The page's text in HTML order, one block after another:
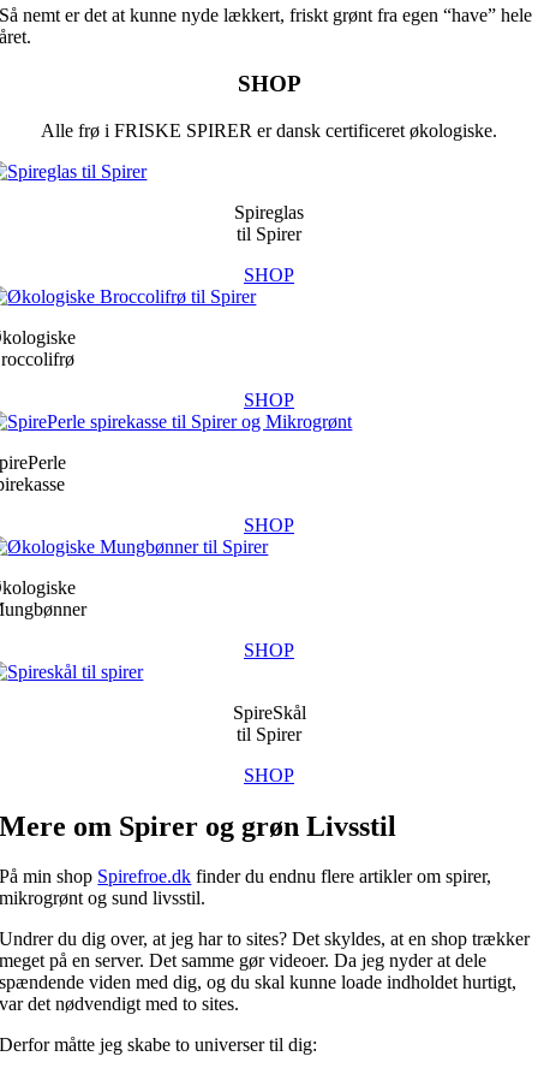
Så nemt er det at kunne nyde lækkert, friskt grønt fra egen “have” hele
året.
SHOP
Alle frø i FRISKE SPIRER er dansk certificeret økologiske.
Spireglas
til Spirer
SHOP
SHOP
SHOP
SHOP
SpireSkål
til Spirer
SHOP
Mere om Spirer og grøn Livsstil
På min shop Spirefroe.dk finder du endnu flere artikler om spirer,
mikrogrønt og sund livsstil.
Undrer du dig over, at jeg har to sites? Det skyldes, at en shop trækker
meget på en server. Det samme gør videoer. Da jeg nyder at dele
spændende viden med dig, og du skal kunne loade indholdet hurtigt,
var det nødvendigt med to sites.
Derfor måtte jeg skabe to universer til dig: